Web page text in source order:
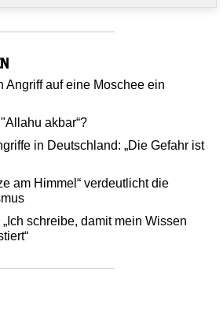
Angriff auf eine Moschee ein
akbar“?
in Deutschland: „Die Gefahr ist
am Himmel“ verdeutlicht die
„Ich schreibe, damit mein Wissen